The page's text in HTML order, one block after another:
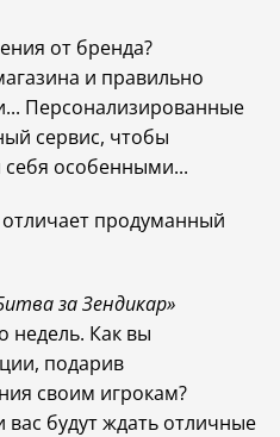
от бренда?
и правильно
Персонализированные
сервис, чтобы
себя особенными...
продуманный
за Зендикар»
недель. Как вы
подарив
своим игрокам?
вас будут ждать отличные